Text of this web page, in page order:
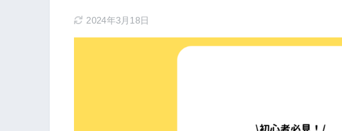
2024年3月18日